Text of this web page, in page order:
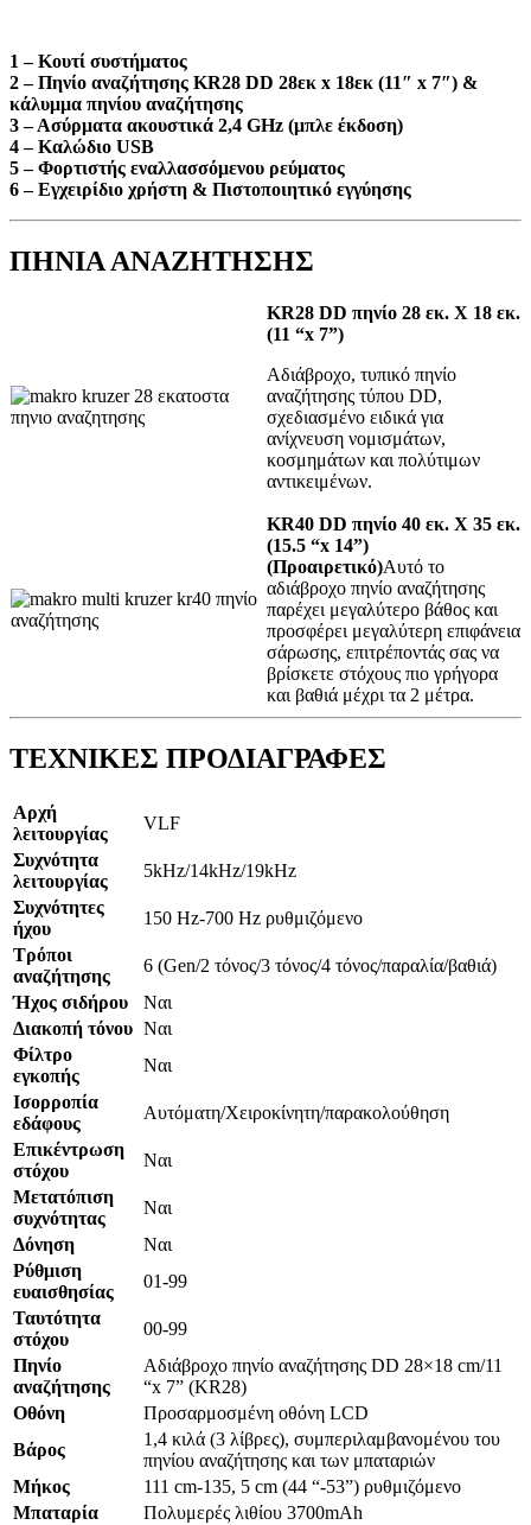
1 – Κουτί συστήματος
2 – Πηνίο αναζήτησης KR28 DD 28εκ x 18εκ (11″ x 7″) &
κάλυμμα πηνίου αναζήτησης
3 – Ασύρματα ακουστικά 2,4 GHz (μπλε έκδοση)
4 – Καλώδιο USB
5 – Φορτιστής εναλλασσόμενου ρεύματος
6 – Εγχειρίδιο χρήστη & Πιστοποιητικό εγγύησης
ΠΗΝΙΑ ΑΝΑΖΗΤΗΣΗΣ
KR28 DD πηνίο 28 εκ. X 18 εκ.
(11 “x 7”)
Αδιάβροχο, τυπικό πηνίο
αναζήτησης τύπου DD,
σχεδιασμένο ειδικά για
ανίχνευση νομισμάτων,
κοσμημάτων και πολύτιμων
αντικειμένων.
KR40 DD πηνίο 40 εκ. X 35 εκ.
(15.5 “x 14”)
(Προαιρετικό)Αυτό το
αδιάβροχο πηνίο αναζήτησης
παρέχει μεγαλύτερο βάθος και
προσφέρει μεγαλύτερη επιφάνεια
σάρωσης, επιτρέποντάς σας να
βρίσκετε στόχους πιο γρήγορα
και βαθιά μέχρι τα 2 μέτρα.
ΤΕΧΝΙΚΕΣ ΠΡΟΔΙΑΓΡΑΦΕΣ
Αρχή
λειτουργίας
VLF
Συχνότητα
λειτουργίας
5kHz/14kHz/19kHz
Συχνότητες
ήχου
150 Hz-700 Hz ρυθμιζόμενο
Τρόποι
αναζήτησης
6 (Gen/2 τόνος/3 τόνος/4 τόνος/παραλία/βαθιά)
Ήχος σιδήρου
Ναι
Διακοπή τόνου Ναι
Φίλτρο
εγκοπής
Ναι
Ισορροπία
εδάφους
Αυτόματη/Χειροκίνητη/παρακολούθηση
Επικέντρωση
στόχου
Ναι
Μετατόπιση
συχνότητας
Ναι
Δόνηση
Ναι
Ρύθμιση
ευαισθησίας
01-99
Ταυτότητα
στόχου
00-99
Πηνίο
αναζήτησης
Αδιάβροχο πηνίο αναζήτησης DD 28×18 cm/11
“x 7” (KR28)
Οθόνη
Προσαρμοσμένη οθόνη LCD
Βάρος
1,4 κιλά (3 λίβρες), συμπεριλαμβανομένου του
πηνίου αναζήτησης και των μπαταριών
Μήκος
111 cm-135, 5 cm (44 “-53”) ρυθμιζόμενο
Μπαταρία
Πολυμερές λιθίου 3700mAh